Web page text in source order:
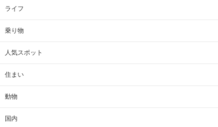
ライフ
乗り物
人気スポット
住まい
動物
国内